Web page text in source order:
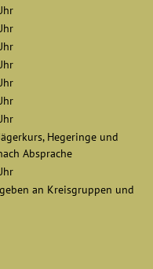
Hegeringe und
Absprache
an Kreisgruppen und